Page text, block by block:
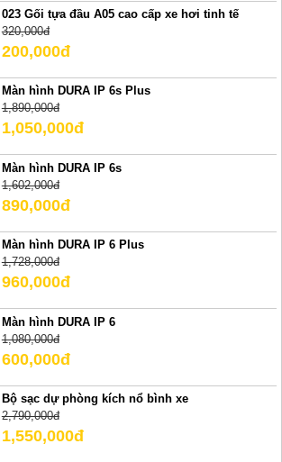
023 Gối tựa đầu A05 cao cấp xe hơi tinh tế
320,000đ
200,000đ
Màn hình DURA IP 6s Plus
1,890,000đ
1,050,000đ
Màn hình DURA IP 6s
1,602,000đ
890,000đ
Màn hình DURA IP 6 Plus
1,728,000đ
960,000đ
Màn hình DURA IP 6
1,080,000đ
600,000đ
Bộ sạc dự phòng kích nổ bình xe
2,790,000đ
1,550,000đ